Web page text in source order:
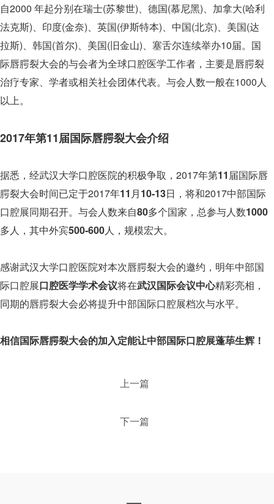
自2000 年起分别在瑞士(苏黎世)、德国(慕尼黑)、加拿大(哈利
法克斯)、印度(金奈)、英国(伊斯特本)、中国(北京)、美国(达
拉斯)、韩国(首尔)、美国(旧金山)、塞舌尔连续举办10届。国
际唇腭裂大会的与会者为全球口腔医学工作者，主要是唇腭裂
治疗专家、学者或相关社会团体代表。与会人数一般在1000人
以上。
2017年第11届国际唇腭裂大会介绍
据悉，经武汉大学口腔医院的积极争取，2017年第11届国际唇
腭裂大会时间已定于2017年11 月10-13日，将和2017中部国际
口腔展同期召开。与会人数来自80多个国家，总参与人数1000
多人，其中外宾500-600人，规模宏大。
感谢武汉大学口腔医院对本次唇腭裂大会的邀约，明年中部国
际口腔展口腔医学学术会议将在武汉国际会议中心精彩亮相，
同期的唇腭裂大会必将提升中部国际口腔展档次与水平。
相信国际唇腭裂大会的加入定能让中部国际口腔展蓬荜生辉！
上一篇
下一篇